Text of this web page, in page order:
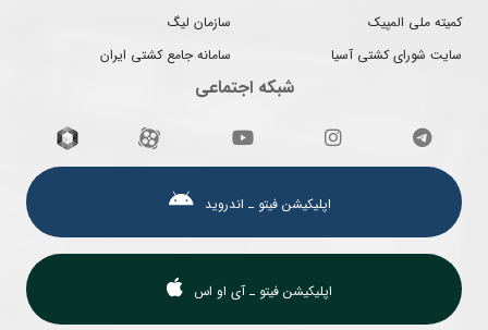
کمیته ملی المپیک
سایت شورای کشتی آسیا
سازمان لیگ
سامانه جامع کشتی ایران
شبکه اجتماعی
اپلیکیشن فیتو ـ اندروید
اپلیکیشن فیتو ـ آی او اس